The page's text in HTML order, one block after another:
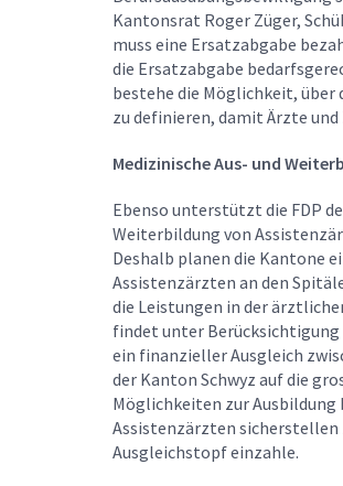
Kantonsrat Roger Züger,
muss eine Ersatzabgabe
die Ersatzabgabe
bestehe die Möglichkeit,
zu definieren, damit Ärzte
Medizinische Aus- und
Ebenso unterstützt die FDP
Weiterbildung von
Deshalb planen die Kantone
Assistenzärzten an den
die Leistungen in der
findet unter Berücksichtigung
ein finanzieller Ausgleich
der Kanton Schwyz auf die
Möglichkeiten zur Ausbildung
Assistenzärzten sicherstellen
Ausgleichstopf einzahle.